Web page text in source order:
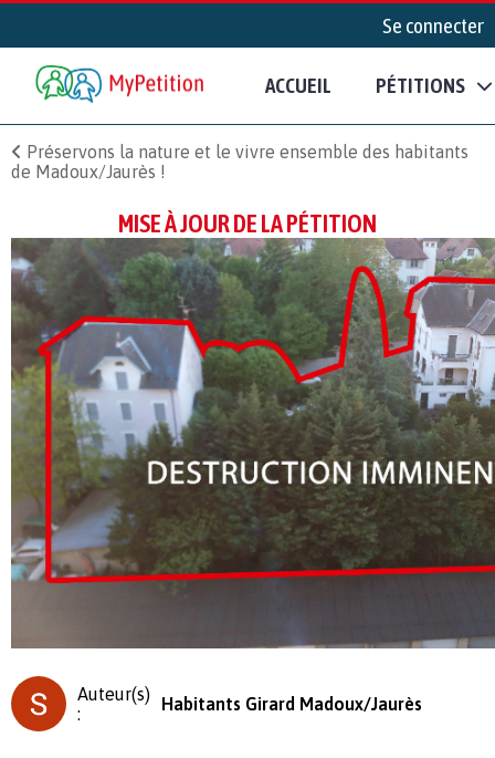
Se connecter
ACCUEIL PÉTITIONS
Préservons la nature et le vivre ensemble des habitants
de Madoux/Jaurès !
MISE À JOUR DE LA PÉTITION
Auteur(s)
:
Habitants Girard Madoux/Jaurès